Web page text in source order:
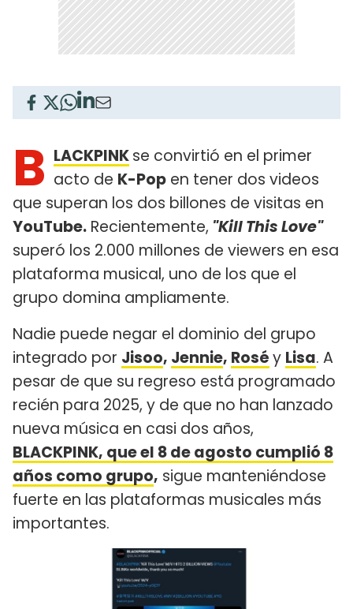
B LACKPINKse convirtió en el primer
acto de K-Pop en tener dos videos
que superan los dos billones de visitas en
YouTube. Recientemente, "Kill This Love"
superó los 2.000 millones de viewers en esa
plataforma musical, uno de los que el
grupo domina ampliamente.
Nadie puede negar el dominio del grupo
integrado por Jisoo, Jennie, Roséy Lisa. A
pesar de que su regreso está programado
recién para 2025, y de que no han lanzado
nueva música en casi dos años,
BLACKPINK, que el 8 de agosto cumplió 8
años como grupo, sigue manteniéndose
fuerte en las plataformas musicales más
importantes.